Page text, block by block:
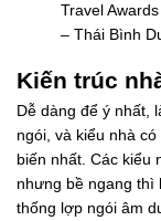
Travel
– Thái Bình
Kiến trúc
Dễ dàng để ý nhất,
ngói, và kiểu nhà
biến nhất. Các kiểu
nhưng bề ngang thì
thống lợp ngói âm